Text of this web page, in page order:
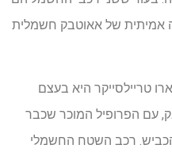
אמיתית של אאוטבק חשמלית
טריילסייקר היא בעצם
עם הפרופיל המוכר שכבר
רכב השטח החשמלי